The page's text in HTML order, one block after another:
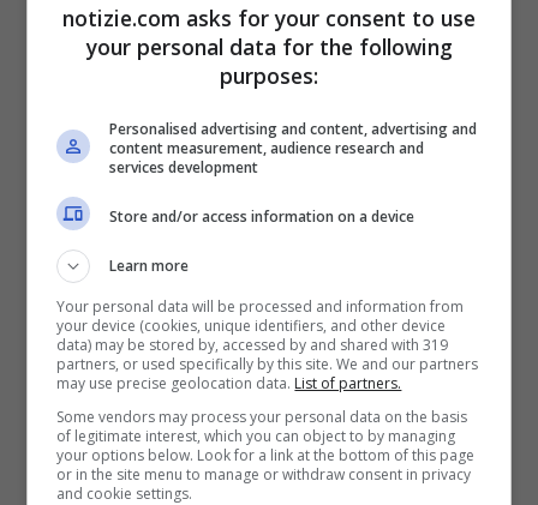
retroscena
Queste sono alcune delle intercettazioni
che il quotidiano italiano ha riportato
(all’indomani dell’incontro, ndr): “
solo che da ieri sera la presenza di
Gabriele Gravina e Paolo Dal Pino era utile.
Spero che nasca qualcosa perché se no
non so cosa fare, ne abbiamo parlato io e
te quando ci siamo visti qua in ufficio.
Adesso bisogna che questo elemento sia
foriero di qualcosa di utile perché se no ci
notizie.com asks for your consent to use
your personal data for the following
purposes:
Personalised advertising and content, advertising and
content measurement, audience research and
services development
Store and/or access information on a device
Learn more
Your personal data will be processed and information from
your device (cookies, unique identifiers, and other device
data) may be stored by, accessed by and shared with 319
partners, or used specifically by this site. We and our partners
may use precise geolocation data. List of partners.
Some vendors may process your personal data on the basis
of legitimate interest, which you can object to by managing
your options below. Look for a link at the bottom of this page
or in the site menu to manage or withdraw consent in privacy
and cookie settings.